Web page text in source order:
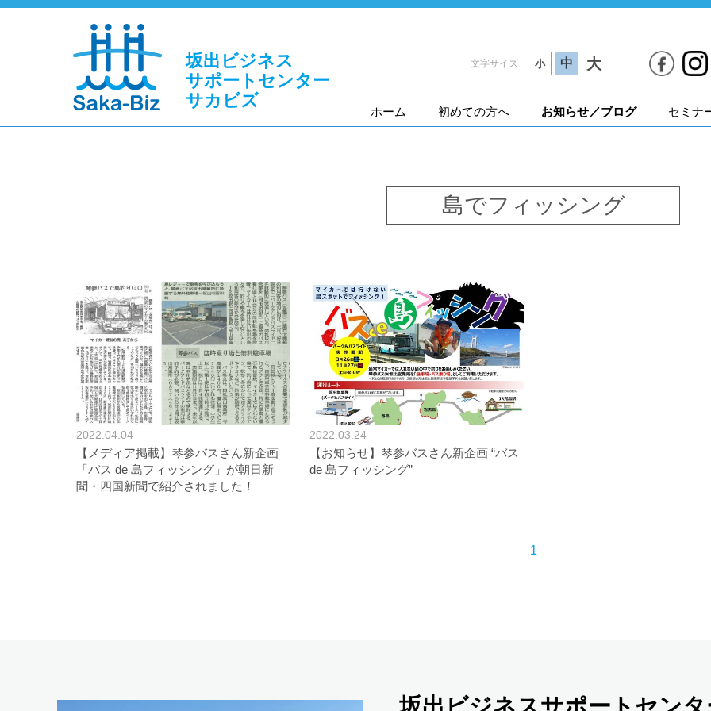
坂出ビジネス
サポートセンター
サカビズ
文字サイズ 小 中 大
ホーム 初めての方へ お知らせ／ブログ セミナ
島でフィッシング
2022.04.04
【メディア掲載】琴参バスさん新企画
「バス de 島フィッシング」が朝日新
聞・四国新聞で紹介されました！
2022.03.24
【お知らせ】琴参バスさん新企画 “バス
de 島フィッシング”
1